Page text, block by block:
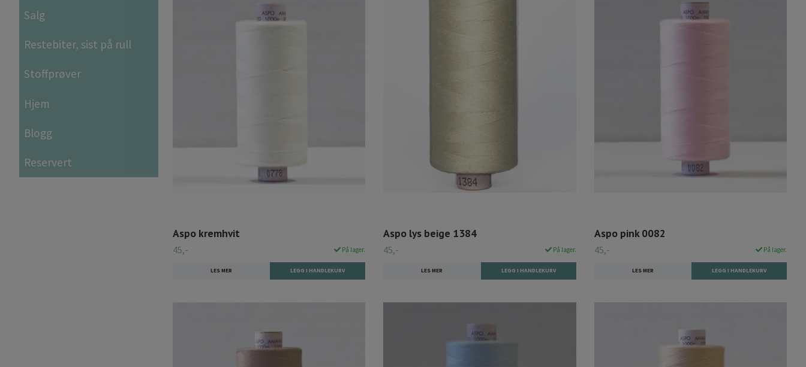
Salg
Restebiter, sist på rull
Stoffprøver
Hjem
Blogg
Reservert
Aspo kremhvit
45,- På lager.
LES MER
Aspo lys beige 1384
45,- På lager.
LES MER
Aspo pink 0082
45,- På lager.
LES MER